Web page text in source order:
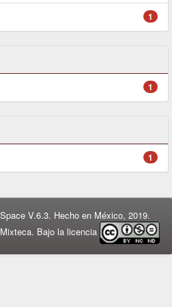
1
1
1
V.6.3. Hecho en México, 2019.
Bajo la licencia